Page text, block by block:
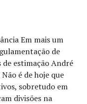
Em mais um
de
estimação André
é de hoje que
sobretudo em
divisões na